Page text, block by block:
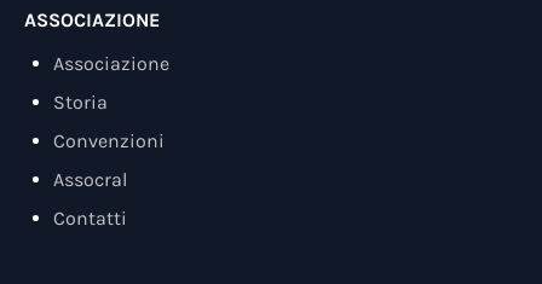
ASSOCIAZIONE
Associazione
Storia
Convenzioni
Assocral
Contatti